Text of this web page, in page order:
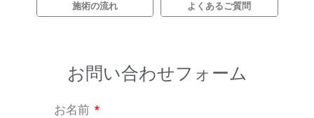
施術の流れ​ よくあるご質問​
お問い合わせフォーム
お名前